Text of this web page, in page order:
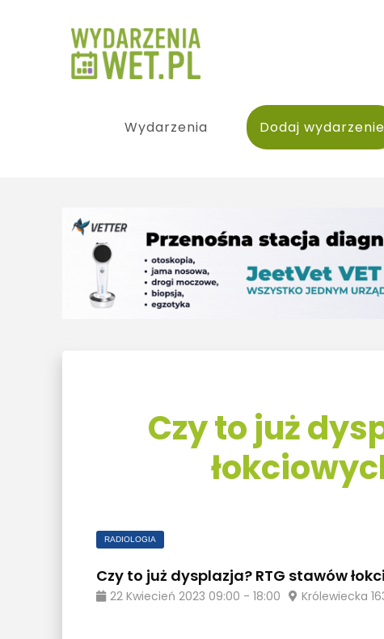
Wydarzenia Dodaj wydarzenie
Czy to już
RADIOLOGIA
Czy to już dysplazja? RTG stawów
22 Kwiecień 2023 09:00 -18:00 Królewiecka